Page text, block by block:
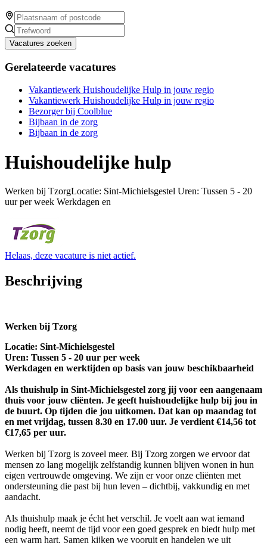
Vacatures zoeken
Gerelateerde vacatures
Vakantiewerk Huishoudelijke Hulp in jouw regio
Vakantiewerk Huishoudelijke Hulp in jouw regio
Bezorger bij Coolblue
Bijbaan in de zorg
Bijbaan in de zorg
Huishoudelijke hulp
Werken bij TzorgLocatie: Sint-Michielsgestel Uren: Tussen 5 - 20
uur per week Werkdagen en
Helaas, deze vacature is niet actief.
Beschrijving
Werken bij Tzorg
Locatie: Sint-Michielsgestel
Uren: Tussen 5 - 20 uur per week
Werkdagen en werktijden op basis van jouw beschikbaarheid
Als thuishulp in Sint-Michielsgestel zorg jij voor een aangenaam
thuis voor jouw cliënten. Je geeft huishoudelijke hulp bij jou in
de buurt. Op tijden die jou uitkomen. Dat kan op maandag tot
en met vrijdag, tussen 8.30 en 17.00 uur. Je verdient €14,56 tot
€17,65 per uur.
Werken bij Tzorg is zoveel meer. Bij Tzorg zorgen we ervoor dat
mensen zo lang mogelijk zelfstandig kunnen blijven wonen in hun
eigen vertrouwde omgeving. We zijn er voor onze cliënten met
ondersteuning die past bij hun leven – dichtbij, vakkundig en met
aandacht.
Als thuishulp maak je écht het verschil. Je voelt aan wat iemand
nodig heeft, neemt de tijd voor een goed gesprek en biedt hulp met
een warm hart. Samen kijken we vooruit en handelen we uit